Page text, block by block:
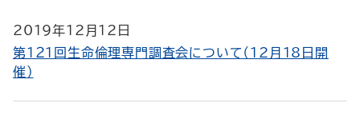
2019年12月12日
第１２１回生命倫理専門調査会について（12月18日開
催）